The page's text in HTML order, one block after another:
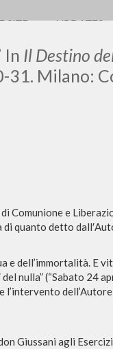
In Il Destino
31. Milano:
Comunione e
quanto detto
dell’immortalità. E
nulla” (“Sabato 24
l’intervento de
Giussani agli
SITE UPDATES